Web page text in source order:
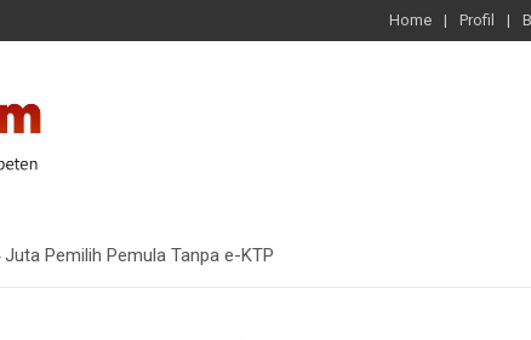
Home Profil
Pemilih Pemula Tanpa e-KTP